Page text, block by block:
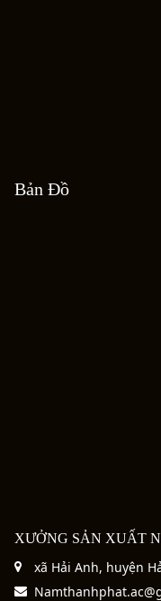
Bản Đồ
XƯỞNG SẢN XUẤT
xã Hải Anh, huyện